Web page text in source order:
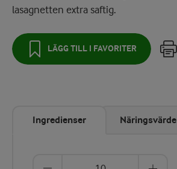
lasagnetten extra saftig.
LÄGG TILL I FAVORITER
Ingredienser Näringsvärde